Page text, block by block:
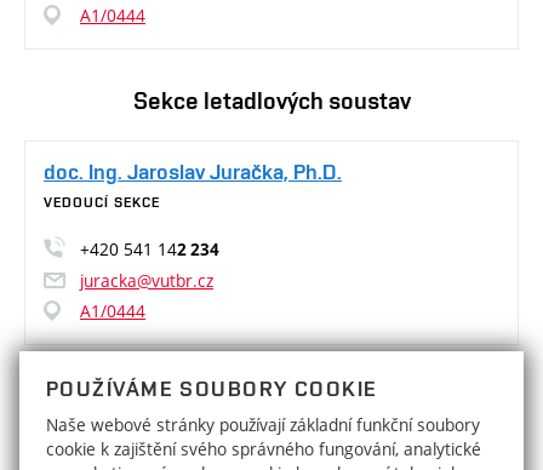
A1/0444
Sekce letadlových soustav
doc. Ing. Jaroslav Juračka, Ph.D.
VEDOUCÍ SEKCE
+420 541 142 234
juracka@vutbr.cz
A1/0444
Sekce matematiky
POUŽÍVÁME SOUBORY COOKIE
Naše webové stránky používají základní funkční soubory
cookie k zajištění svého správného fungování, analytické